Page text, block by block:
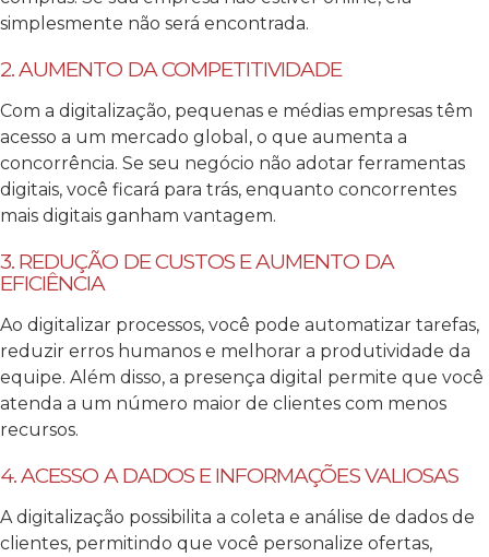
simplesmente não será encontrada.
2. AUMENTO DA COMPETITIVIDADE
Com a digitalização, pequenas e médias empresas têm
acesso a um mercado global, o que aumenta a
concorrência. Se seu negócio não adotar ferramentas
digitais, você ficará para trás, enquanto concorrentes
mais digitais ganham vantagem.
3. REDUÇÃO DE CUSTOS E AUMENTO DA
EFICIÊNCIA
Ao digitalizar processos, você pode automatizar tarefas,
reduzir erros humanos e melhorar a produtividade da
equipe. Além disso, a presença digital permite que você
atenda a um número maior de clientes com menos
recursos.
4. ACESSO A DADOS E INFORMAÇÕES VALIOSAS
A digitalização possibilita a coleta e análise de dados de
clientes, permitindo que você personalize ofertas,